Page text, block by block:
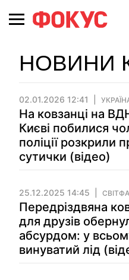
НОВИНИ
02.01.2026 12:41
На ковзанці на
Києві побилися
поліції розкрили
сутички (відео)
25.12.2025 14:45
Передріздвяна
для друзів
абсурдом: у
винуватий лід